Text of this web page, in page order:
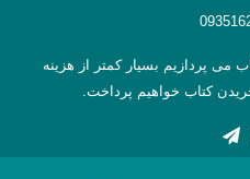
می پردازیم بسیار کمتر از هزینه
کتاب خواهیم پرداخت.